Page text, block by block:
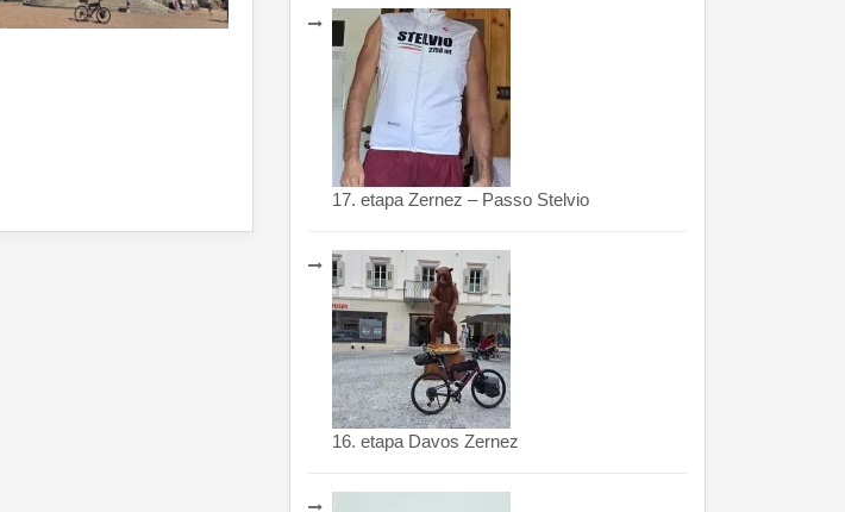
17. etapa Zernez – Passo Stelvio
16. etapa Davos Zernez